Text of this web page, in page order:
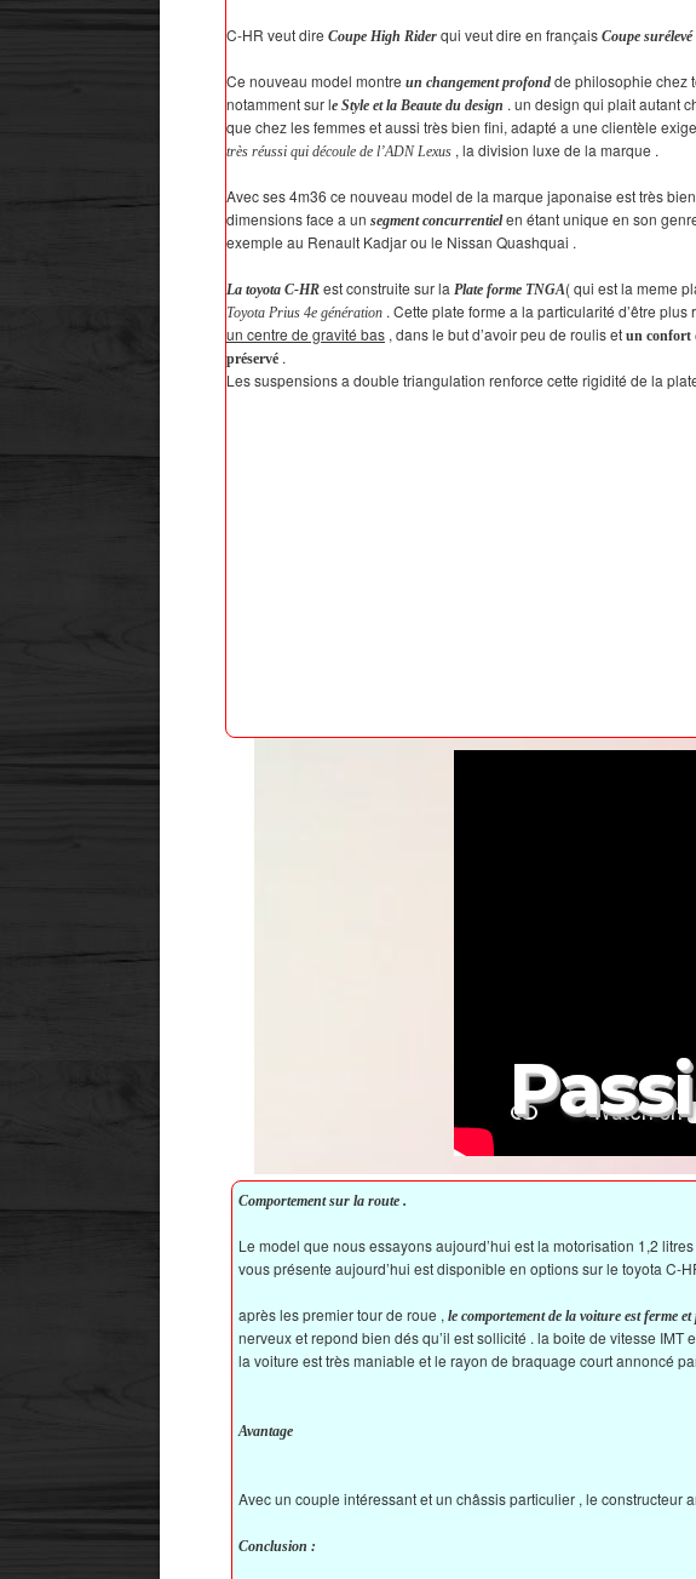
C-HR veut dire Coupe High Rider qui veut dire en français Coupe surélevé
Ce nouveau model montre un changement profond de philosophie chez
notamment sur le Style et la Beaute du design . un design qui plait autant
que chez les femmes et aussi très bien fini, adapté a une clientèle
très réussi qui découle de l’ADN Lexus , la division luxe de la marque .
Avec ses 4m36 ce nouveau model de la marque japonaise est très
dimensions face a un segment concurrentielen étant unique en son
exemple au Renault Kadjar ou le Nissan Quashquai .
La toyota C-HR est construite sur la Plate forme TNGA( qui est la meme
Toyota Prius 4e génération . Cette plate forme a la particularité d’être plus
un centre de gravité bas , dans le but d’avoir peu de roulis et un confort
préservé .
Les suspensions a double triangulation renforce cette rigidité de la
Comportement sur la route .
Le model que nous essayons aujourd’hui est la motorisation 1,2
vous présente aujourd’hui est disponible en options sur le toyota C-
après les premier tour de roue , le comportement de la voiture est ferme et
nerveux et repond bien dés qu’il est sollicité . la boite de vitesse IMT
la voiture est très maniable et le rayon de braquage court annoncé
Avantage
Avec un couple intéressant et un châssis particulier , le
Conclusion :